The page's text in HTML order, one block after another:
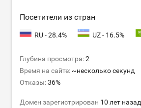
Посетители из стран
RU - 28.4% UZ - 16.5%
Глубина просмотра:2
Время на сайте: ~несколько секунд
Отказы:36%
Домен зарегистрирован 10 лет назад